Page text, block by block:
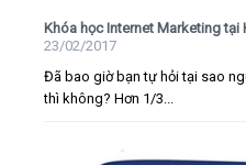
Khóa học Internet Marketing tại
23/02/2017
Đã bao giờ bạn tự hỏi tại sao
thì không? Hơn 1/3...